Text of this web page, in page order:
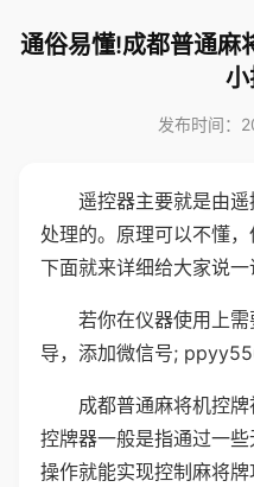
通俗易懂!成都普通麻
发布时间：
遥控器主要就是由
处理的。原理可以不懂，
下面就来详细给大家说一
若你在仪器使用上
导，添加微信号;
成都普通麻将机控
控牌器一般是指通过一
操作就能实现控制麻将牌